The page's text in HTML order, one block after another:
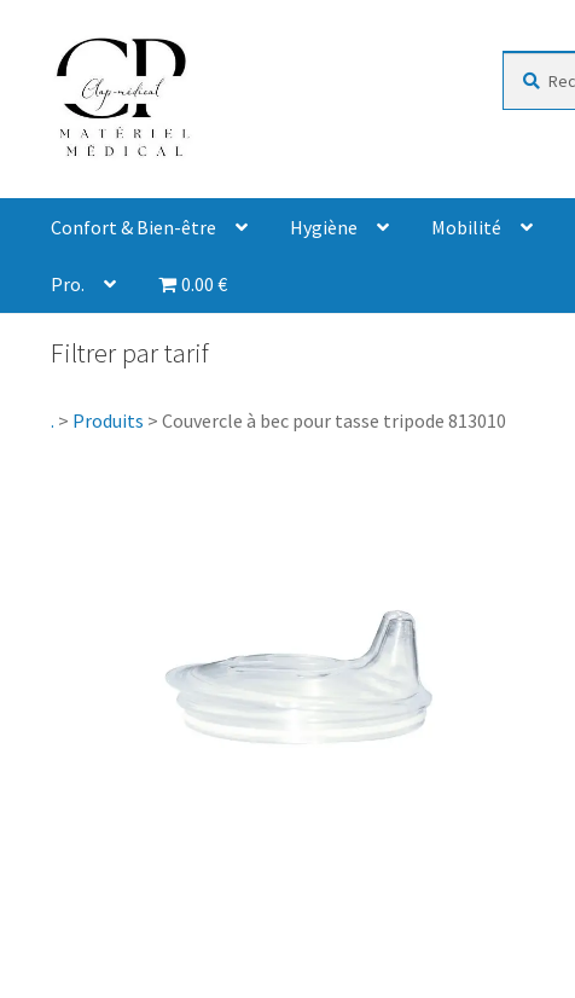
Confort & Bien-être Hygiène Mobilité
Pro. 0.00 €
Filtrer par tarif
. > Produits > Couvercle à bec pour tasse tripode 813010